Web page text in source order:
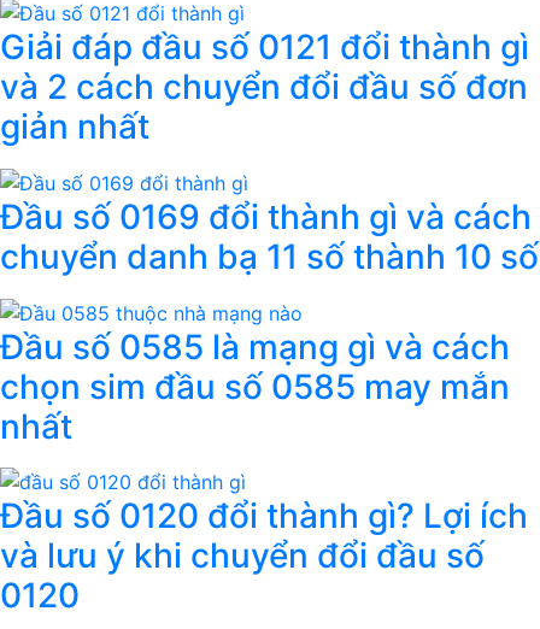
Giải đáp đầu số 0121 đổi thành gì
và 2 cách chuyển đổi đầu số đơn
giản nhất
Đầu số 0169 đổi thành gì và cách
chuyển danh bạ 11 số thành 10 số
Đầu số 0585 là mạng gì và cách
chọn sim đầu số 0585 may mắn
nhất
Đầu số 0120 đổi thành gì? Lợi ích
và lưu ý khi chuyển đổi đầu số
0120